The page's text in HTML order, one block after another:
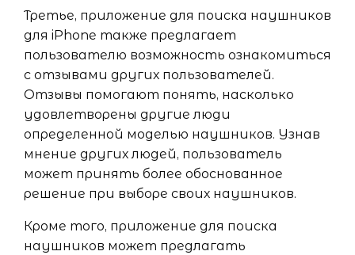
Третье, приложение для поиска наушников
для iPhone также предлагает
пользователю возможность ознакомиться
с отзывами других пользователей.
Отзывы помогают понять, насколько
удовлетворены другие люди
определенной моделью наушников. Узнав
мнение других людей, пользователь
может принять более обоснованное
решение при выборе своих наушников.
Кроме того, приложение для поиска
наушников может предлагать